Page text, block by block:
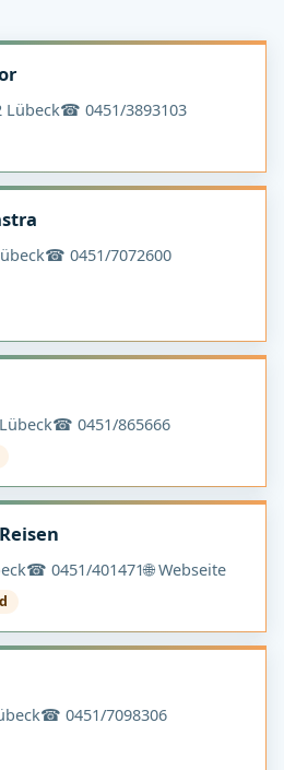
Lübeck☎ 0451/3893103
☎ 0451/7072600
☎ 0451/865666
☎ 0451/401471🌐 Webseite
☎ 0451/7098306